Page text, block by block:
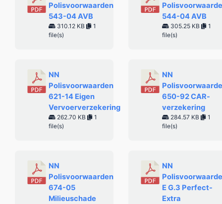
Polisvoorwaarden
543-04 AVB
310.12 KB
1
file(s)
544-04 AVB
305.25 KB
1
file(s)
NN
Polisvoorwaarden
621-14 Eigen
Vervoerverzekering
262.70 KB
1
file(s)
NN
650-92 CAR-
verzekering
284.57 KB
1
file(s)
NN
Polisvoorwaarden
674-05
Milieuschade
NN
E G.3 Perfect-
Extra